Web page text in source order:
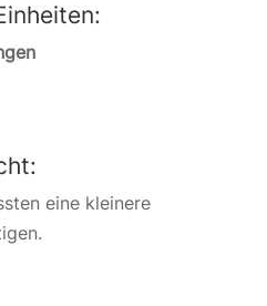
eine kleinere